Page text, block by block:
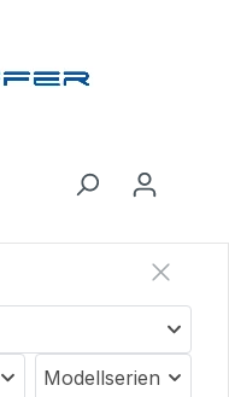
Modellserien